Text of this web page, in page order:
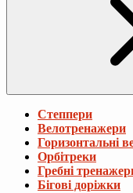
Степпери
Велотренажери
Горизонтальні
Орбітреки
Гребні
Бігові доріжки